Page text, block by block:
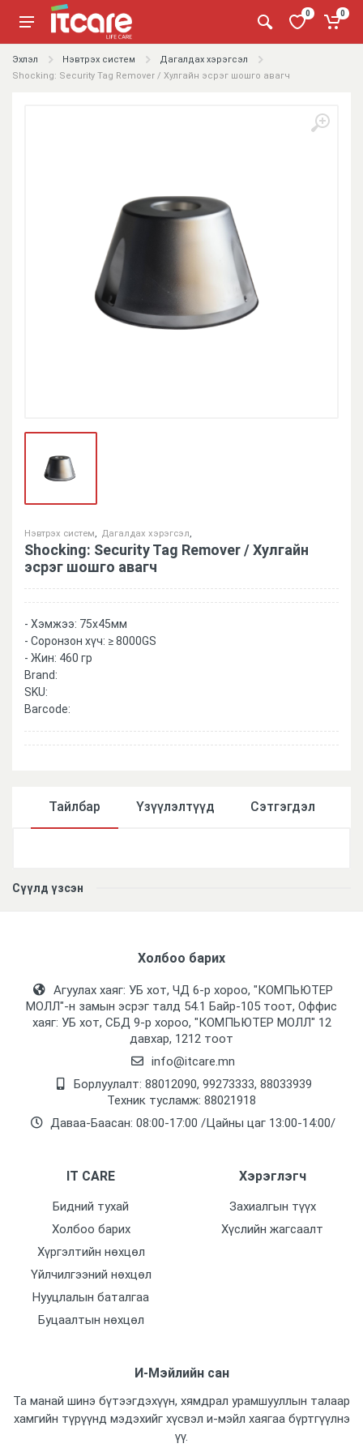
0 0
Эхлэл Нэвтрэх систем
Дагалдах хэрэгсэл
Shocking: Security Tag Remover / Хулгайн эсрэг шошго авагч
Нэвтрэх систем Дагалдах хэрэгсэл
Shocking: Security Tag Remover / Хулгайн
эсрэг шошго авагч
- Хэмжээ: 75x45мм
- Соронзон хүч: ≥ 8000GS
- Жин: 460 гр
Brand:
SKU:
Barcode:
Тайлбар Үзүүлэлтүүд Сэтгэгдэл
Сүүлд үзсэн
Холбоо барих
Агуулах хаяг: УБ хот, ЧД 6-р хороо, "КОМПЬЮТЕР
МОЛЛ᠌"-н замын эсрэг талд 54.1 Байр-105 тоот, Оффис
хаяг: УБ хот, СБД 9-р хороо, "КОМПЬЮТЕР МОЛЛ᠌" 12
давхар, 1212 тоот
info@itcare.mn
Борлуулалт: 88012090, 99273333, 88033939
Техник тусламж: 88021918
Даваа-Баасан: 08:00-17:00 /Цайны цаг 13:00-14:00/
IT CARE
Бидний тухай
Холбоо барих
Хүргэлтийн нөхцөл
Үйлчилгээний нөхцөл
Нууцлалын баталгаа
Буцаалтын нөхцөл
Хэрэглэгч
Захиалгын түүх
Хүслийн жагсаалт
И-Мэйлийн сан
Та манай шинэ бүтээгдэхүүн, хямдрал урамшууллын талаар
хамгийн түрүүнд мэдэхийг хүсвэл и-мэйл хаягаа бүртгүүлнэ
үү.